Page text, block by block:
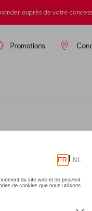
auprès de votre
Promotions